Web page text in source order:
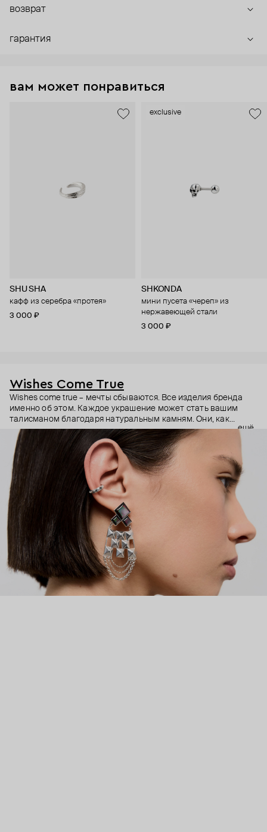
возврат
гарантия
вам может понравиться
SHU SHA
кафф из серебра «протея»
3 000 ₽
exclusive
SHKONDA
мини пусета «череп» из
нержавеющей стали
3 000 ₽
Wishes Come True
Wishes come true – мечты сбываются. Все изделия бренда
именно об этом. Каждое украшение может стать вашим
талисманом благодаря натуральным камням. Они, как
известно, обладают очень сильной энергетикой и
различными свойствами – ваши желания рискуют сбыться.
Дизайнер Анастасия Тарасова мечтала о своём бренде
украшений, и её мечта сбылась.
ещё